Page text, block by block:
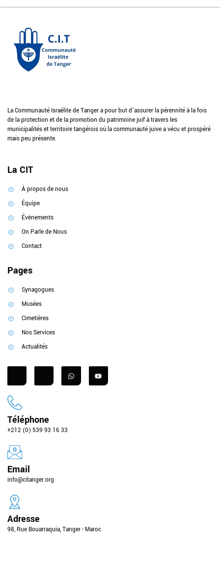
La Communauté Israélite de Tanger a pour but d’assurer la pérennité à la fois
de la protection et de la promotion du patrimoine juif à travers les
municipalités et territoire tangérois où la communauté juive a vécu et prospéré
mais peu présente.
La CIT
À propos de nous
Équipe
Évènements
On Parle de Nous
Contact
Pages
Synagogues
Musées
Cimetières
Nos Services
Actualités
Téléphone
+212 (0) 539 93 16 33
Email
info@citanger.org
Adresse
98, Rue Bouarraquia, Tanger - Maroc